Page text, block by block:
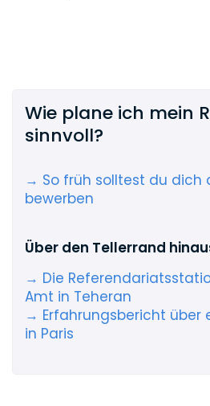
Wie plane ich mein
sinnvoll?
→ So früh solltest du dich
bewerben
Über den Tellerrand
→ Die
Amt in Teheran
→ Erfahrungsbericht über
in Paris